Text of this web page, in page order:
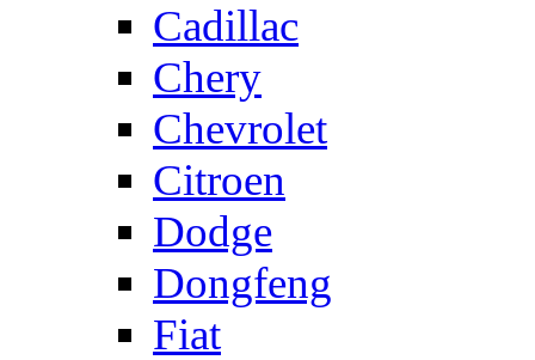
Cadillac
Chery
Chevrolet
Citroen
Dodge
Dongfeng
Fiat